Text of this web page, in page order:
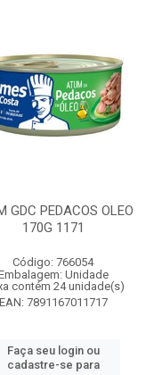
GDC PEDACOS OLEO
170G 1171
Código: 766054
Unidade
contém 24 unidade(s)
EAN: 7891167011717
Faça seu login ou
cadastre-se para